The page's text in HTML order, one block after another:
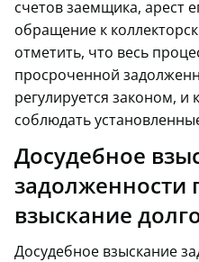
счетов заемщика, арест
обращение к
отметить, что весь
просроченной
регулируется законом, и
соблюдать
Досудебное
задолженности
взыскание
Досудебное взыскание